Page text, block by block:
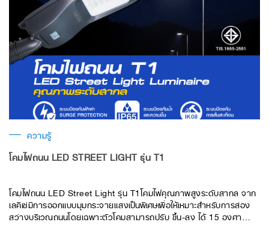
ความรู้
โคมไฟถนน LED STREET LIGHT รุ่น T1
​โคมไฟถนน LED Street Light รุ่น T1โคมไฟคุณภาพสูงระดับสากล จาก
เลคิเซ่มีการออกแบบมุมกระจายแสงเป็นพิเศษเพื่อให้เหมาะสำหรับการส่อง
สว่างบริเวณถนนโดยเฉพาะตัวโคมสามารถปรับ ขึ้น-ลง ได้ 15 องศา